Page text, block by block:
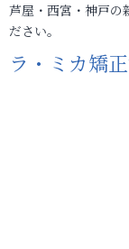
芦屋・西宮・神戸の
ださい。
ラ・ミカ矯